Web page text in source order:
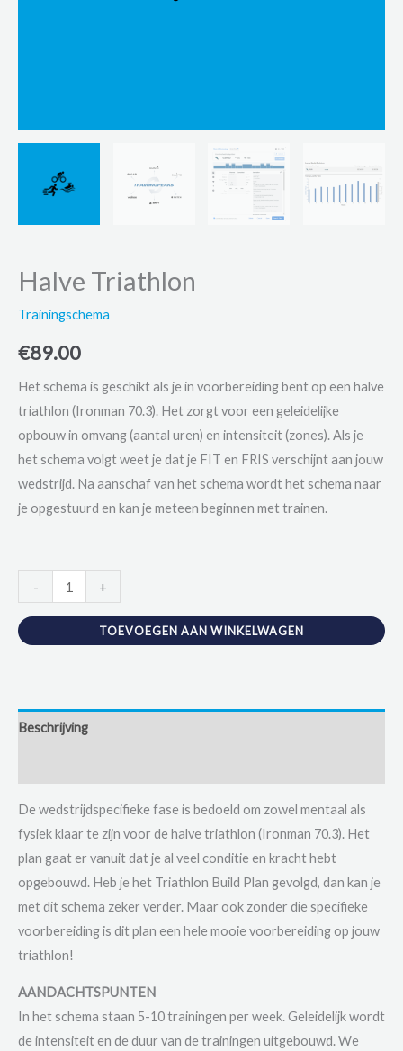
Halve Triathlon
Trainingschema
€89.00
Het schema is geschikt als je in voorbereiding bent op een halve
triathlon (Ironman 70.3). Het zorgt voor een geleidelijke
opbouw in omvang (aantal uren) en intensiteit (zones). Als je
het schema volgt weet je dat je FIT en FRIS verschijnt aan jouw
wedstrijd. Na aanschaf van het schema wordt het schema naar
je opgestuurd en kan je meteen beginnen met trainen.
-
Triathlon
aantal
+
TOEVOEGEN AAN WINKELWAGEN
Beschrijving
De wedstrijdspecifieke fase is bedoeld om zowel mentaal als
fysiek klaar te zijn voor de halve triathlon (Ironman 70.3). Het
plan gaat er vanuit dat je al veel conditie en kracht hebt
opgebouwd. Heb je het Triathlon Build Plan gevolgd, dan kan je
met dit schema zeker verder. Maar ook zonder die specifieke
voorbereiding is dit plan een hele mooie voorbereiding op jouw
triathlon!
AANDACHTSPUNTEN
In het schema staan 5-10 trainingen per week. Geleidelijk wordt
de intensiteit en de duur van de trainingen uitgebouwd. We